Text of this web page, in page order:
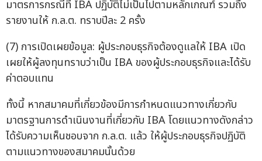
มาตรการกรณีที่ IBA ปฏิบัติไม่เป็นไปตามหลักเกณฑ์ รวมถึง
รายงานให้ ก.ล.ต. ทราบปีละ 2 ครั้ง
(7) การเปิดเผยข้อมูล: ผู้ประกอบธุรกิจต้องดูแลให้ IBA เปิด
เผยให้ผู้ลงทุนทราบว่าเป็น IBA ของผู้ประกอบธุรกิจและได้รับ
ค่าตอบแทน
ทั้งนี้ หากสมาคมที่เกี่ยวข้องมีการกำหนดแนวทางเกี่ยวกับ
มาตรฐานการดำเนินงานที่เกี่ยวกับ IBA โดยแนวทางดังกล่าว
ได้รับความเห็นชอบจาก ก.ล.ต. แล้ว ให้ผู้ประกอบธุรกิจปฏิบัติ
ตามแนวทางของสมาคมนั้นด้วย